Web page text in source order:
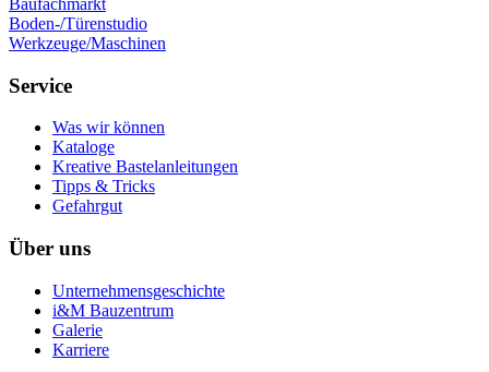
Boden-/Türenstudio
Werkzeuge/Maschinen
Service
Was wir können
Kataloge
Kreative Bastelanleitungen
Tipps & Tricks
Gefahrgut
Über uns
Unternehmensgeschichte
i&M Bauzentrum
Galerie
Karriere